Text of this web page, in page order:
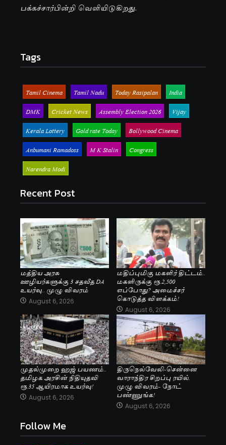
பக்கச்சார்பின்றி வெளியிடுகிறது.
Tags
Tamil Cinema Tamil Nadu Today Rasipalan
India
DMK
Cricket News Assembly Election 2026
Vijay
Kerala Lottery
Gold rate Today
Bollywood Cinema
Anbumani Ramadoss
M K Stalin
Congress
Narendra Modi
Recent Post
மத்திய அரசு
ஊழியர்களுக்கு 3 சதவீத DA
உயர்வு.. முழு விவரம்
August 6, 2026
மதிப்புமிகு மகளிர் திட்டம்..
மகளிருக்கு ரூ.2,500
எப்போது? அமைச்சர்
கொடுத்த விளக்கம்!
August 6, 2026
முதல்முறை ஹஜ் பயணம்..
தமிழக அரசின் நிதியுதவி
ரூ.35 ஆயிரமாக உயர்வு!
August 6, 2026
திருநெல்வேலி-சென்னை
வாராந்திர சிறப்பு ரயில்.
முழு விவரம்- நோட்
பண்ணுங்க!
August 6, 2026
Follow Me